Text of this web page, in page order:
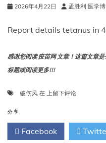
2026年4月22日 孟胜利 医学
Report details tetanus in
感谢您阅读 疫苗网 文章！这篇文章
标题或阅读更多!!!
破伤风 在 报
细
描
上留下评论
分享
Facebook